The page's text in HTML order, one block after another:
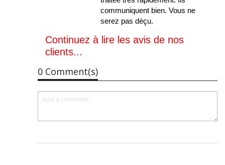
communiquent bien. Vous ne
serez pas déçu.
Continuez à lire les avis de nos
clients...
0 Comment(s)